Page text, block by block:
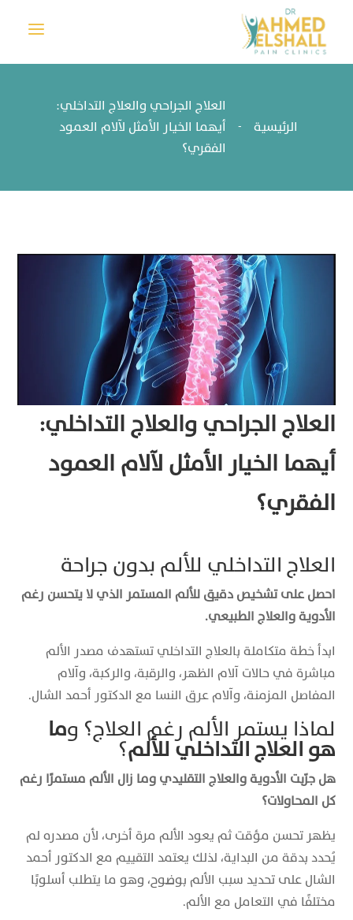
a
الرئيسية -
العلاج الجراحي والعلاج التداخلي:
أيهما الخيار الأمثل لآلام العمود
الفقري؟
العلاج الجراحي والعلاج التداخلي:
أيهما الخيار الأمثل لآلام العمود
الفقري؟
العلاج التداخلي للألم بدون جراحة
احصل على تشخيص دقيق للألم المستمر الذي لا يتحسن رغم
الأدوية والعلاج الطبيعي.
ابدأ خطة متكاملة بالعلاج التداخلي تستهدف مصدر الألم
مباشرة في حالات آلام الظهر، والرقبة، والركبة، وآلام
المفاصل المزمنة، وآلام عرق النسا مع الدكتور أحمد الشال.
لماذا يستمر الألم رغم العلاج؟ وما
هو العلاج التداخلي للألم؟
هل جرّبت الأدوية والعلاج التقليدي وما زال الألم مستمرًا رغم
كل المحاولات؟
يظهر تحسن مؤقت ثم يعود الألم مرة أخرى، لأن مصدره لم
يُحدد بدقة من البداية، لذلك يعتمد التقييم مع الدكتور أحمد
الشال على تحديد سبب الألم بوضوح، وهو ما يتطلب أسلوبًا
مختلفًا في التعامل مع الألم.